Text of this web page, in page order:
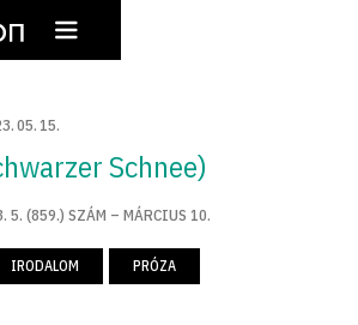
.05. 15.
Schnee)
5. (859.) SZÁM – MÁRCIUS 10.
IRODALOM PRÓZA